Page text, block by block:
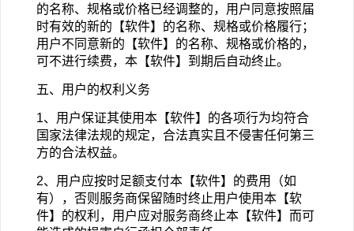
的名称、规格或价格已经调整的，用户同意按照届
时有效的新的【软件】的名称、规格或价格履行；
用户不同意新的【软件】的名称、规格或价格的，
可不进行续费，本【软件】到期后自动终止。
五、用户的权利义务
1、用户保证其使用本【软件】的各项行为均符合
国家法律法规的规定，合法真实且不侵害任何第三
方的合法权益。
2、用户应按时足额支付本【软件】的费用（如
有），否则服务商保留随时终止用户使用本【软
件】的权利，用户应对服务商终止本【软件】而可